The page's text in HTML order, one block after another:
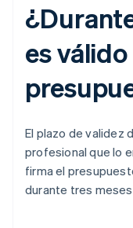
es
El plazo de validez
profesional que lo
firma el
durante tres